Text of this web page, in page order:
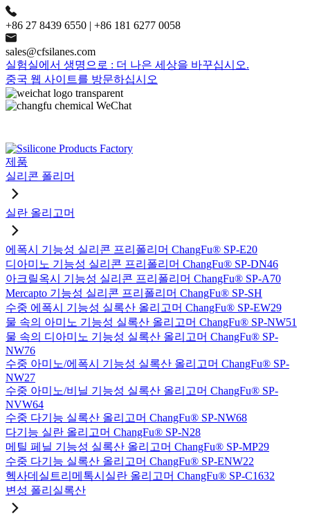
+86 27 8439 6550 | +86 181 6277 0058
sales@cfsilanes.com
실험실에서 생명으로 : 더 나은 세상을 바꾸십시오.
중국 웹 사이트를 방문하십시오
제품
실리콘 폴리머
실란 올리고머
에폭시 기능성 실리콘 프리폴리머 ChangFu® SP-E20
디아미노 기능성 실리콘 프리폴리머 ChangFu® SP-DN46
아크릴옥시 기능성 실리콘 프리폴리머 ChangFu® SP-A70
Mercapto 기능성 실리콘 프리폴리머 ChangFu® SP-SH
수중 에폭시 기능성 실록산 올리고머 ChangFu® SP-EW29
물 속의 아미노 기능성 실록산 올리고머 ChangFu® SP-NW51
물 속의 디아미노 기능성 실록산 올리고머 ChangFu® SP-
NW76
수중 아미노/에폭시 기능성 실록산 올리고머 ChangFu® SP-
NW27
수중 아미노/비닐 기능성 실록산 올리고머 ChangFu® SP-
NVW64
수중 다기능 실록산 올리고머 ChangFu® SP-NW68
다기능 실란 올리고머 ChangFu® SP-N28
메틸 페닐 기능성 실록산 올리고머 ChangFu® SP-MP29
수중 다기능 실록산 올리고머 ChangFu® SP-ENW22
헥사데실트리메톡시실란 올리고머 ChangFu® SP-C1632
변성 폴리실록산